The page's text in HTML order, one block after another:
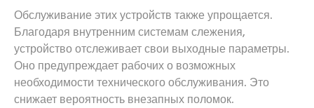
Обслуживание этих устройств также упрощается.
Благодаря внутренним системам слежения,
устройство отслеживает свои выходные параметры.
Оно предупреждает рабочих о возможных
необходимости технического обслуживания. Это
снижает вероятность внезапных поломок.